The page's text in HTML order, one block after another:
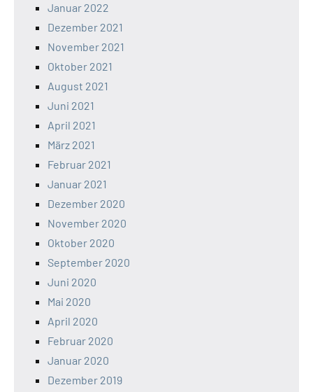
Januar 2022
Dezember 2021
November 2021
Oktober 2021
August 2021
Juni 2021
April 2021
März 2021
Februar 2021
Januar 2021
Dezember 2020
November 2020
Oktober 2020
September 2020
Juni 2020
Mai 2020
April 2020
Februar 2020
Januar 2020
Dezember 2019